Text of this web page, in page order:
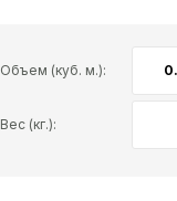
Объем (куб. м.):
Вес (кг.):